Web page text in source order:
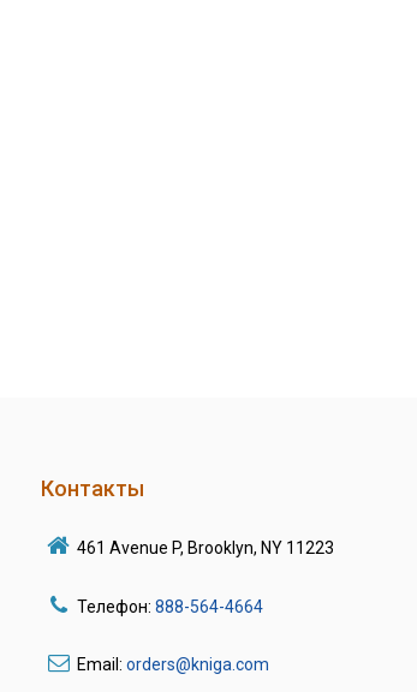
Контакты
461 Avenue P, Brooklyn, NY 11223
Телефон: 888-564-4664
Email: orders@kniga.com